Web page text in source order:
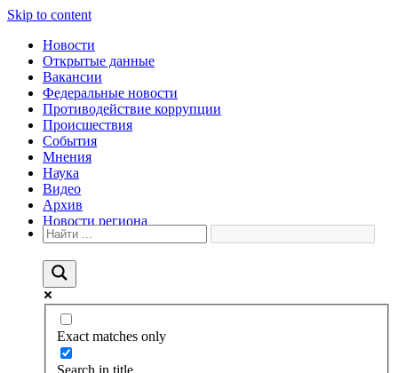
Skip to content
Новости
Открытые данные
Вакансии
Федеральные новости
Противодействие коррупции
Происшествия
События
Мнения
Наука
Видео
Архив
Новости региона
Exact matches only
Search in title